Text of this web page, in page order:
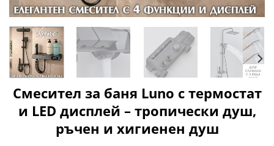
Смесител за баня Luno с термостат
и LED дисплей – тропически душ,
ръчен и хигиенен душ